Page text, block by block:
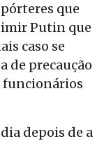
que
Putin que
caso se
de precaução
funcionários
depois de a